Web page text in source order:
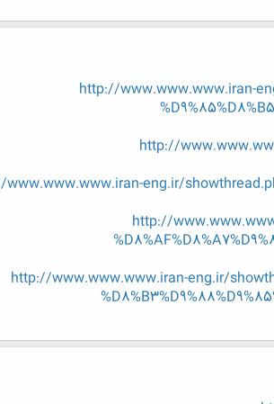
http://www.www.www.iran-
http://
eng.ir/
http://
http://www.www.www.iran-eng.ir/